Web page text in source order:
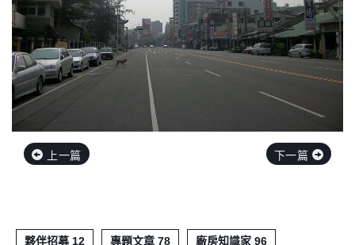
上一篇 下一篇
夥伴招募 12 專題文章 78 廠房知識家 96